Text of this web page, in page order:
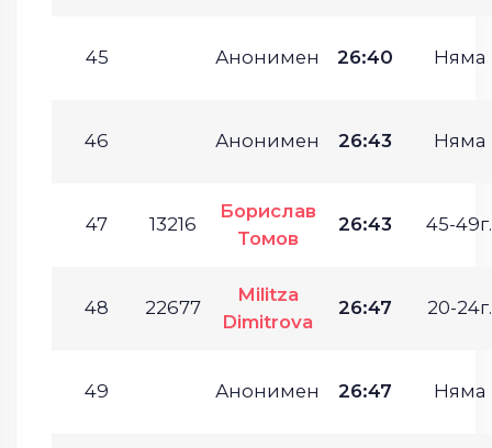
45 Анонимен 26:40 Няма
46 Анонимен 26:43 Няма
47 13216
Борислав
Томов
26:43 45-49г.
48 22677
Militza
Dimitrova
26:47 20-24г.
49 Анонимен 26:47 Няма